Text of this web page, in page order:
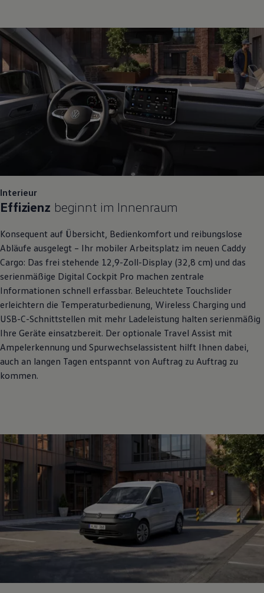
Interieur
Effizienz beginnt im Innenraum
Konsequent auf Übersicht, Bedienkomfort und reibungslose
Abläufe ausgelegt – Ihr mobiler Arbeitsplatz im neuen Caddy
Cargo: Das frei stehende 12,9-Zoll-Display (32,8 cm) und das
serienmäßige Digital Cockpit Pro machen zentrale
Informationen schnell erfassbar. Beleuchtete Touchslider
erleichtern die Temperaturbedienung, Wireless Charging und
USB-C-Schnittstellen mit mehr Ladeleistung halten serienmäßig
Ihre Geräte einsatzbereit. Der optionale Travel Assist mit
Ampelerkennung und Spurwechselassistent hilft Ihnen dabei,
auch an langen Tagen entspannt von Auftrag zu Auftrag zu
kommen.